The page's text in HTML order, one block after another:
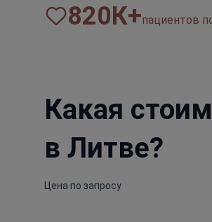
820К+пациентов
Какая
в Литве?
Цена по запросу